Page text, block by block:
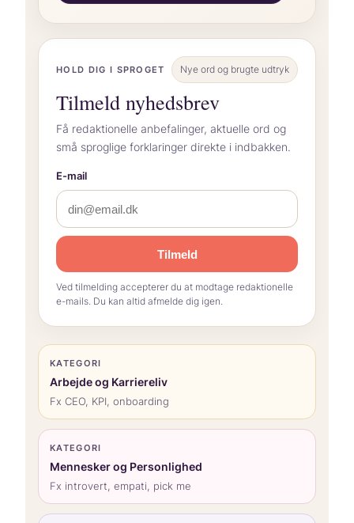
HOLD DIG I SPROGET Nye ord og brugte udtryk
Tilmeld nyhedsbrev
Få redaktionelle anbefalinger, aktuelle ord og
små sproglige forklaringer direkte i indbakken.
E-mail
Tilmeld
Ved tilmelding accepterer du at modtage redaktionelle
e-mails. Du kan altid afmelde dig igen.
KATEGORI
Arbejde og Karriereliv
Fx CEO, KPI, onboarding
KATEGORI
Mennesker og Personlighed
Fx introvert, empati, pick me